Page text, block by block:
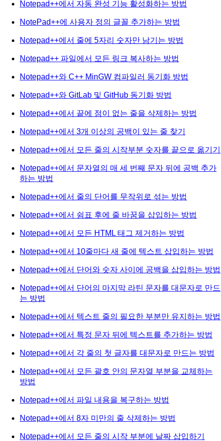
Notepad++에서 자동 완성 기능 활성화하는 방법
NotePad++에 사용자 정의 글꼴 추가하는 방법
Notepad++에서 줄에 5자리 숫자만 남기는 방법
Notepad++ 파일에서 모든 링크 복사하는 방법
Notepad++와 C++ MinGW 컴파일러 동기화 방법
Notepad++와 GitLab 및 GitHub 동기화 방법
Notepad++에서 끝에 점이 없는 줄을 삭제하는 방법
Notepad++에서 3개 이상의 공백이 있는 줄 찾기
Notepad++에서 모든 줄의 시작부분 숫자를 끝으로 옮기기
Notepad++에서 문자열의 매 세 번째 문자 뒤에 공백 추가
하는 방법
Notepad++에서 줄의 단어를 무작위로 섞는 방법
Notepad++에서 쉼표 후에 줄 바꿈을 삽입하는 방법
Notepad++에서 모든 HTML 태그 제거하는 방법
Notepad++에서 10줄마다 새 줄에 텍스트 삽입하는 방법
Notepad++에서 단어와 숫자 사이에 공백을 삽입하는 방법
Notepad++에서 단어의 마지막 라틴 문자를 대문자로 만드
는 방법
Notepad++에서 텍스트 줄의 필요한 부분만 유지하는 방법
Notepad++에서 특정 문자 뒤에 텍스트를 추가하는 방법
Notepad++에서 각 줄의 첫 글자를 대문자로 만드는 방법
Notepad++에서 모든 괄호 안의 문자열 부분을 교체하는
방법
Notepad++에서 파일 내용을 복구하는 방법
Notepad++에서 8자 미만의 줄 삭제하는 방법
Notepad++에서 모든 줄의 시작 부분에 날짜 삽입하기